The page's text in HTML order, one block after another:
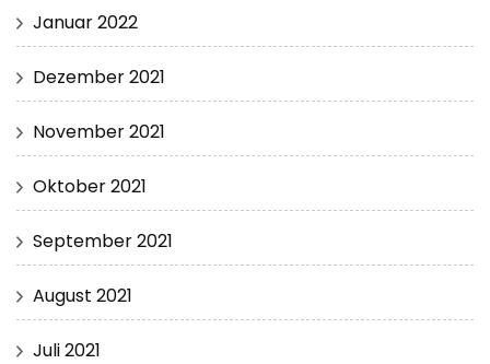
Januar 2022
Dezember 2021
November 2021
Oktober 2021
September 2021
August 2021
Juli 2021